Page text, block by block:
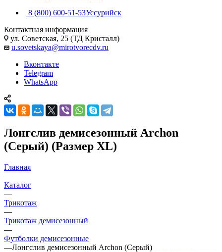
8 (800) 600-51-53Уссурийск
Контактная информация
ул. Советская, 25 (ТД Кристалл)
u.sovetskaya@mirotvorecdv.ru
Вконтакте
Telegram
WhatsApp
Лонгслив демисезонный Archon
(Серый) (Размер XL)
Главная
—
Каталог
—
Трикотаж
—
Трикотаж демисезонный
—
Футболки демисезонные
—Лонгслив демисезонный Archon (Серый)